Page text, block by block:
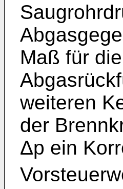
Maß für
weiteren
der
Δp ein